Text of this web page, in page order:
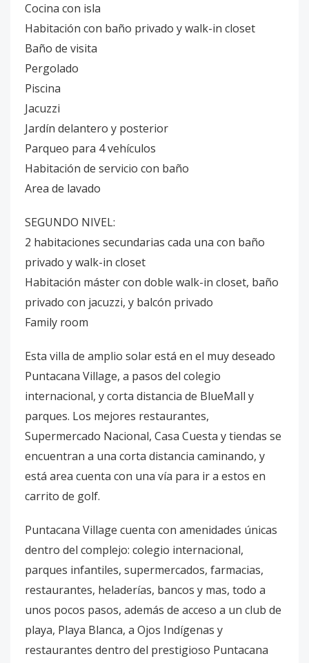
Cocina con isla
Habitación con baño privado y walk-in closet
Baño de visita
Pergolado
Piscina
Jacuzzi
Jardín delantero y posterior
Parqueo para 4 vehículos
Habitación de servicio con baño
Area de lavado
SEGUNDO NIVEL:
2 habitaciones secundarias cada una con baño
privado y walk-in closet
Habitación máster con doble walk-in closet, baño
privado con jacuzzi, y balcón privado
Family room
Esta villa de amplio solar está en el muy deseado
Puntacana Village, a pasos del colegio
internacional, y corta distancia de BlueMall y
parques. Los mejores restaurantes,
Supermercado Nacional, Casa Cuesta y tiendas se
encuentran a una corta distancia caminando, y
está area cuenta con una vía para ir a estos en
carrito de golf.
Puntacana Village cuenta con amenidades únicas
dentro del complejo: colegio internacional,
parques infantiles, supermercados, farmacias,
restaurantes, heladerías, bancos y mas, todo a
unos pocos pasos, además de acceso a un club de
playa, Playa Blanca, a Ojos Indígenas y
restaurantes dentro del prestigioso Puntacana